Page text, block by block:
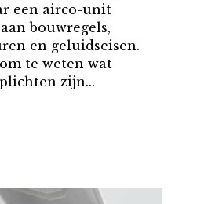
een airco-unit
bouwregels,
en geluidseisen.
te weten wat
zijn...